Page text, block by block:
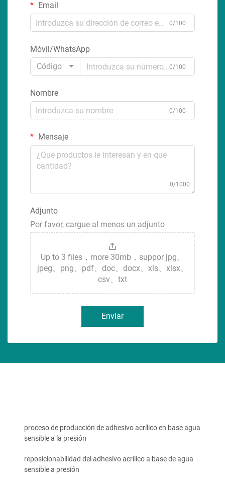
Email
0/100
Móvil/WhatsApp
Código
0/100
Nombre
0/100
Mensaje
0/1000
Adjunto
Por favor, cargue al menos un adjunto
Up to 3 files，more 30mb，suppor jpg、
jpeg、png、pdf、doc、docx、xls、xlsx、
csv、txt
Enviar
proceso de producción de adhesivo acrílico en base agua
sensible a la presión
reposicionabilidad del adhesivo acrílico a base de agua
sensible a presión